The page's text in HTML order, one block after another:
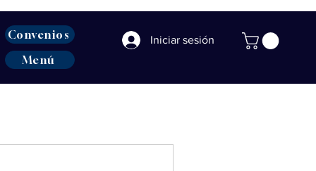
Convenios
Menú
Iniciar sesión